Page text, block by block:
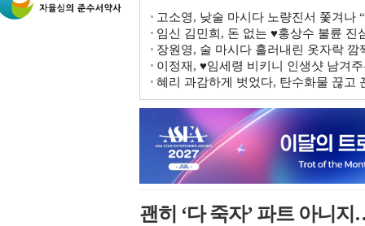
고소영, 낮술 마시다 노량진서 쫓겨나
임신 김민희, 돈 없는 ♥홍상수 불륜
장원영, 술 마시다 흘러내린 옷자락
이정재, ♥임세령 비키니 인생샷 남겨
혜리 과감하게 벗었다, 탄수화물 끊고
괜히 ‘다 죽자’ 파트 아니